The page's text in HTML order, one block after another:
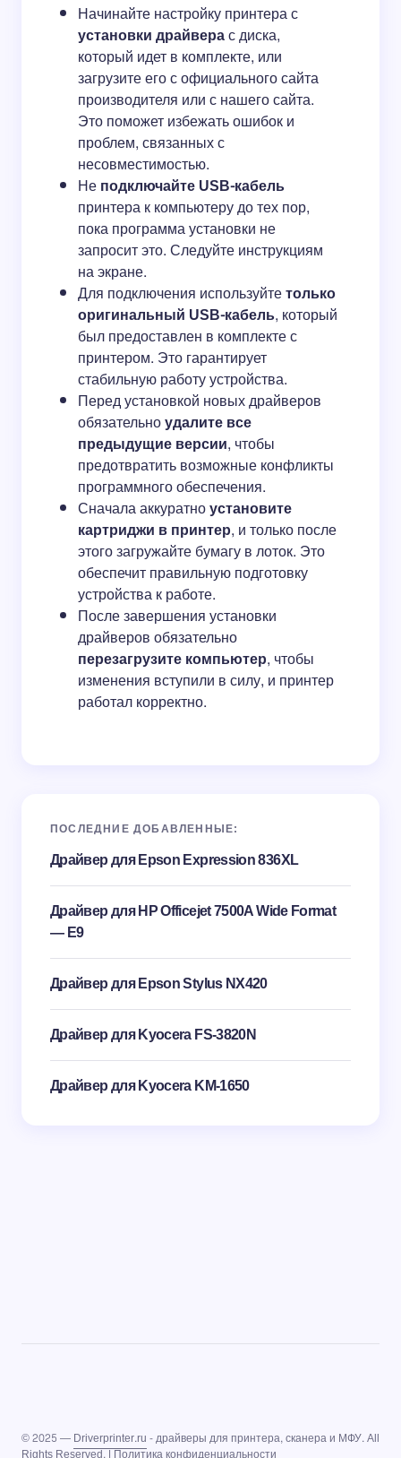
Начинайте настройку принтера с
установки драйверас диска,
который идет в комплекте, или
загрузите его с официального сайта
производителя или с нашего сайта.
Это поможет избежать ошибок и
проблем, связанных с
несовместимостью.
Неподключайте USB-кабель
принтера к компьютеру до тех пор,
пока программа установки не
запросит это. Следуйте инструкциям
на экране.
Для подключения используйтетолько
оригинальный USB-кабель, который
был предоставлен в комплекте с
принтером. Это гарантирует
стабильную работу устройства.
Перед установкой новых драйверов
обязательноудалите все
предыдущие версии, чтобы
предотвратить возможные конфликты
программного обеспечения.
Сначала аккуратноустановите
картриджи в принтер, и только после
этого загружайте бумагу в лоток. Это
обеспечит правильную подготовку
устройства к работе.
После завершения установки
драйверов обязательно
перезагрузите компьютер, чтобы
изменения вступили в силу, и принтер
работал корректно.
ПОСЛЕДНИЕ ДОБАВЛЕННЫЕ:
Драйвер для Epson Expression 836XL
Драйвер для HP Officejet 7500A Wide Format
— E9
Драйвер для Epson Stylus NX420
Драйвер для Kyocera FS-3820N
Драйвер для Kyocera KM-1650
© 2025 —Driverprinter.ru- драйверы для принтера, сканера и МФУ. All